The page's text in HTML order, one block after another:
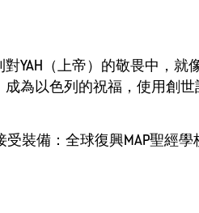
YAH（上帝）的敬畏中，就
為以色列的祝福，使用創世
裝備：全球復興MAP聖經學